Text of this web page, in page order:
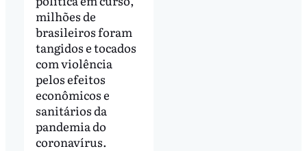
milhões de
brasileiros foram
tangidos e tocados
com violência
pelos efeitos
econômicos e
sanitários da
pandemia do
coronavírus.